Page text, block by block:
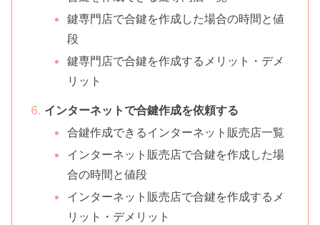
鍵専門店で合鍵を作成した場合の時間と値
段
鍵専門店で合鍵を作成するメリット・デメ
リット
インターネットで合鍵作成を依頼する
合鍵作成できるインターネット販売店一覧
インターネット販売店で合鍵を作成した場
合の時間と値段
インターネット販売店で合鍵を作成するメ
リット・デメリット